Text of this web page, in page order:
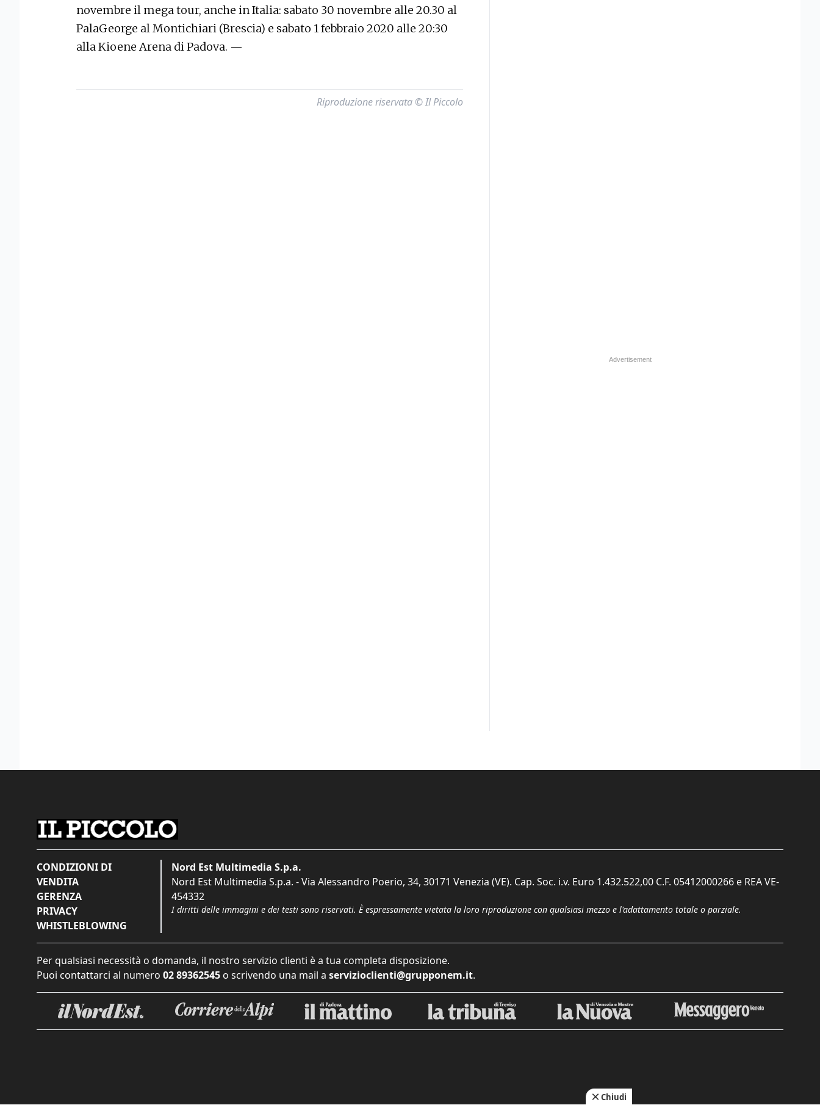
novembre il mega tour, anche in Italia: sabato 30 novembre alle 20.30 al
PalaGeorge al Montichiari (Brescia) e sabato 1 febbraio 2020 alle 20:30
alla Kioene Arena di Padova. —
Riproduzione riservata © Il Piccolo
CONDIZIONI DI
VENDITA
GERENZA
PRIVACY
WHISTLEBLOWING
Nord Est Multimedia S.p.a.
Nord Est Multimedia S.p.a. - Via Alessandro Poerio, 34, 30171 Venezia (VE). Cap. Soc. i.v. Euro 1.432.522,00 C.F. 05412000266 e REA VE-
454332
I diritti delle immagini e dei testi sono riservati. È espressamente vietata la loro riproduzione con qualsiasi mezzo e l'adattamento totale o parziale.
Per qualsiasi necessità o domanda, il nostro servizio clienti è a tua completa disposizione.
Puoi contattarci al numero 02 89362545 o scrivendo una mail a servizioclienti@grupponem.it.
Chiudi